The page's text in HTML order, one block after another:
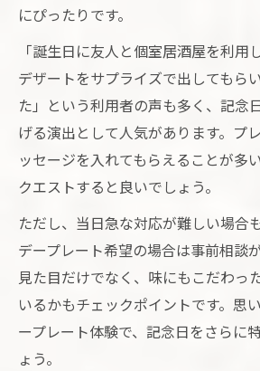
にぴったりです。
「誕生日に友人と個室居酒屋を利用
デザートをサプライズで出してもら
た」という利用者の声も多く、記念
げる演出として人気があります。プ
ッセージを入れてもらえることが多
クエストすると良いでしょう。
ただし、当日急な対応が難しい場合
デープレート希望の場合は事前相談
見た目だけでなく、味にもこだわっ
いるかもチェックポイントです。思
ープレート体験で、記念日をさらに
ょう。